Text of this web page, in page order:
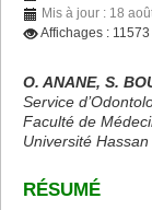
Mis à jour : 18
Affichages : 11573
O. ANANE, S.
Service
Faculté de
Université
RÉSUMÉ